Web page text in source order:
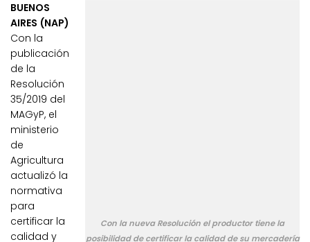
Con la nueva Resolución el productor tiene la
posibilidad de certificar la calidad de su mercadería
BUENOS
AIRES (NAP)
Con la
publicación
de la
Resolución
35/2019 del
MAGyP, el
ministerio
de
Agricultura
actualizó la
normativa
para
certificar la
calidad y